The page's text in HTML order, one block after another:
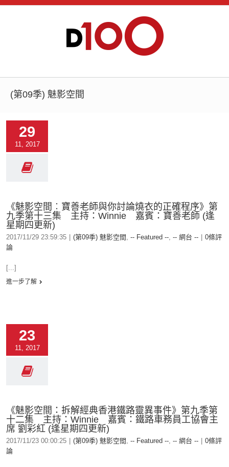
(第09季) 魅影空間
29
11, 2017
《魅影空間︰寶善老師與你討論燒衣的正確程序》第
九季第十三集 主持：Winnie 嘉賓：寶善老師 (逢
星期四更新)
2017/11/29 23:59:35 (第09季) 魅影空間 , -- Featured --, -- 網台 --
0條評
論
[...]
進一步了解
23
11, 2017
《魅影空間：拆解經典香港鐵路靈異事件》第九季第
十二集 主持：Winnie 嘉賓：鐵路車務員工協會主
席 劉彩紅 (逢星期四更新)
2017/11/23 00:00:25 (第09季) 魅影空間 , -- Featured --, -- 網台 --
0條評
論